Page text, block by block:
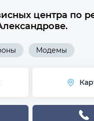
центра по
Модемы